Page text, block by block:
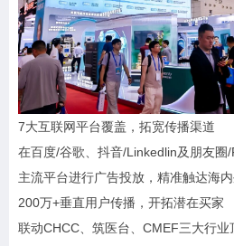
7大互联网平台覆盖，拓宽传播渠道
在百度/谷歌、抖音/Linkedlin及朋友圈
主流平台进行广告投放，精准触达海
200万+垂直用户传播，开拓潜在买家
联动CHCC、筑医台、CMEF三大行